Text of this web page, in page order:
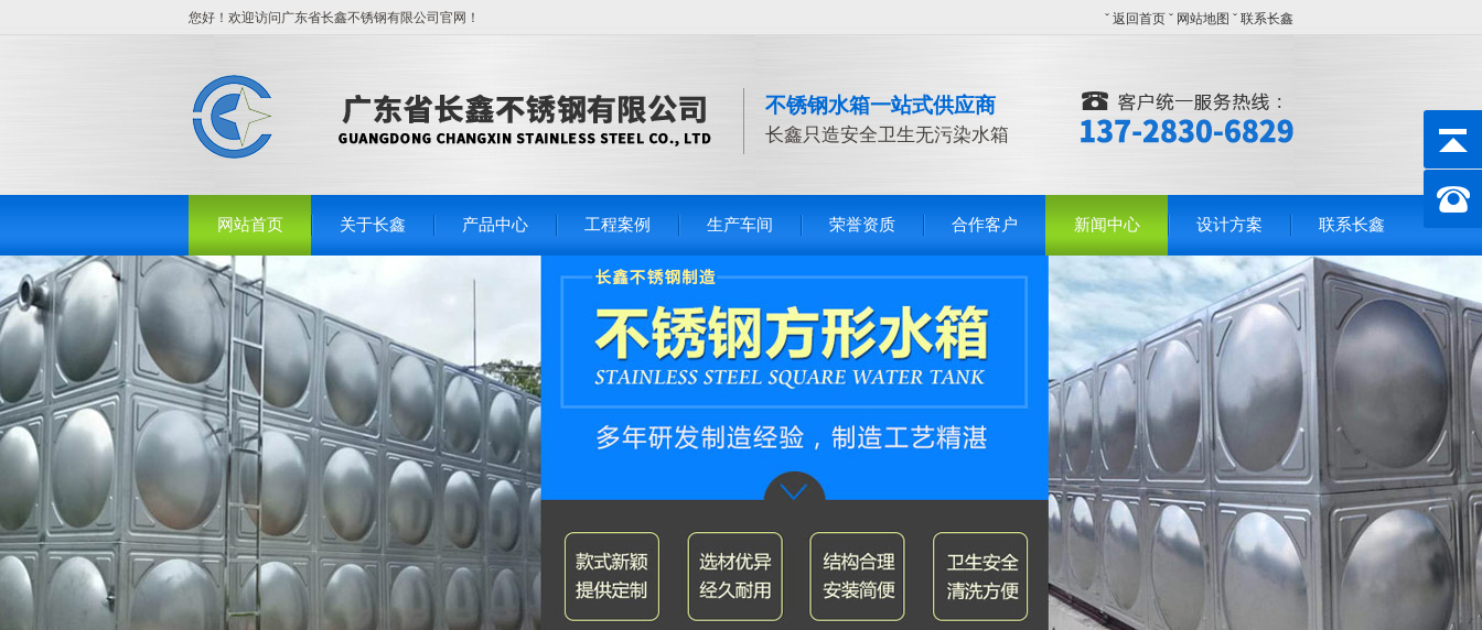
您好！欢迎访问广东省长鑫不锈钢有限公司官网！ ˇ 返回首页 ˇ 网站地图 ˇ 联系长鑫
不锈钢水箱一站式供应商
长鑫只造安全卫生无污染水箱
网站首页 关于长鑫 产品中心 工程案例 生产车间 荣誉资质 合作客户 新闻中心 设计方案 联系长鑫